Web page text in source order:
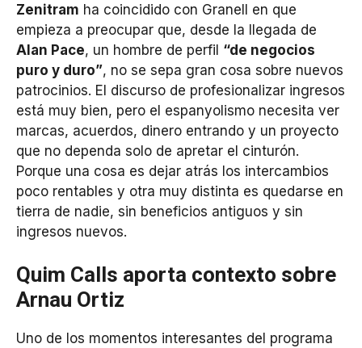
Zenitram ha coincidido con Granell en que
empieza a preocupar que, desde la llegada de
Alan Pace, un hombre de perfil “de negocios
puro y duro”, no se sepa gran cosa sobre nuevos
patrocinios. El discurso de profesionalizar ingresos
está muy bien, pero el espanyolismo necesita ver
marcas, acuerdos, dinero entrando y un proyecto
que no dependa solo de apretar el cinturón.
Porque una cosa es dejar atrás los intercambios
poco rentables y otra muy distinta es quedarse en
tierra de nadie, sin beneficios antiguos y sin
ingresos nuevos.
Quim Calls aporta contexto sobre
Arnau Ortiz
Uno de los momentos interesantes del programa